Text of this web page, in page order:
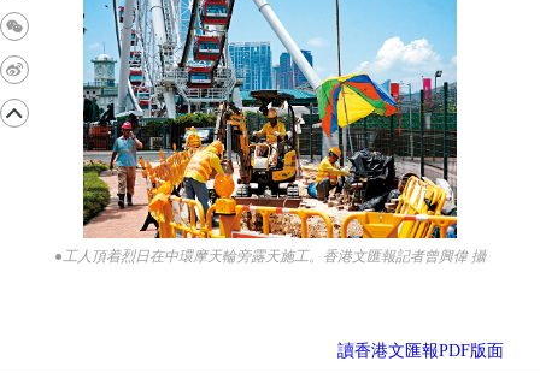
●工人頂着烈日在中環摩天輪旁露天施工。香港文匯報記者曾興偉 攝
讀香港文匯報PDF版面